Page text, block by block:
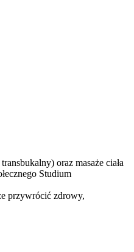
oraz masaże ciała
Studium
przywrócić zdrowy,